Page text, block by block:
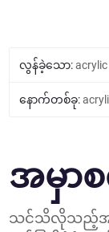
လွန်ခဲ့သော:
နောက်တစ်ခု:
အမှာစ
သင်သိလိုသည့်အ